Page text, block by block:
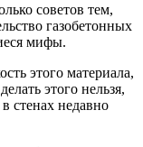
советов тем,
газобетонных
мифы.
этого материала,
этого нельзя,
стенах недавно